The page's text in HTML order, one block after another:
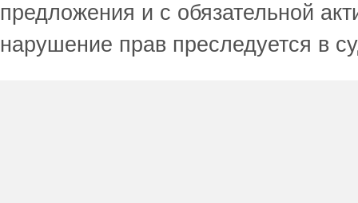
предложения и с обязательной
нарушение прав преследуется в